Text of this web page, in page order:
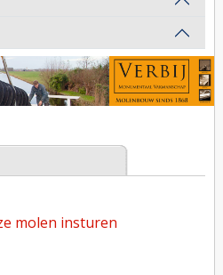
molen insturen